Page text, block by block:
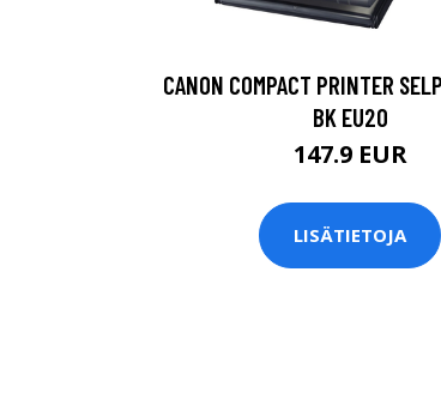
CANON COMPACT PRINTER
BK EU20
147.9 EUR
LISÄTIETOJA